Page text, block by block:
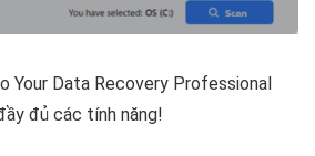
Your Data Recovery Professional
đủ các tính năng!